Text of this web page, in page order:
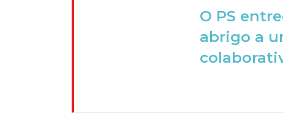
O PS
abrigo a